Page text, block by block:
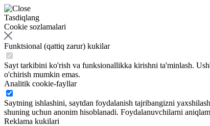
Tasdiqlang
Cookie sozlamalari
Funktsional (qattiq zarur) kukilar
Sayt tarkibini ko'rish va funksionallikka kirishni ta'minlash.
o'chirish mumkin emas.
Analitik cookie-fayllar
Saytning ishlashini, saytdan foydalanish tajribangizni
shuning uchun anonim hisoblanadi. Foydalanuvchilarni
Reklama kukilari